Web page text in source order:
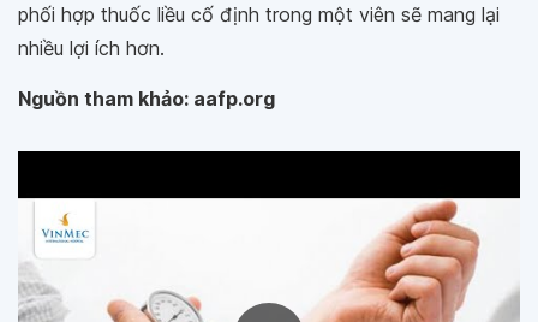
phối hợp thuốc liều cố định trong một viên sẽ mang lại
nhiều lợi ích hơn.
Nguồn tham khảo: aafp.org